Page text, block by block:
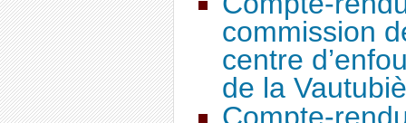
commission
centre
de la